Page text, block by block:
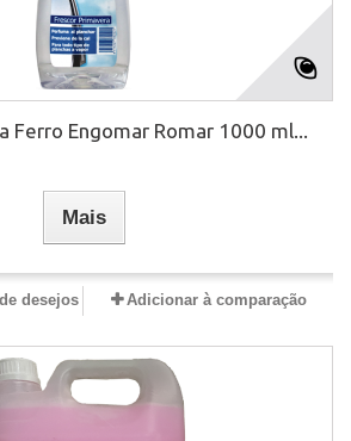
Ferro Engomar Romar 1000 ml...
Mais
desejos Adicionar à comparação